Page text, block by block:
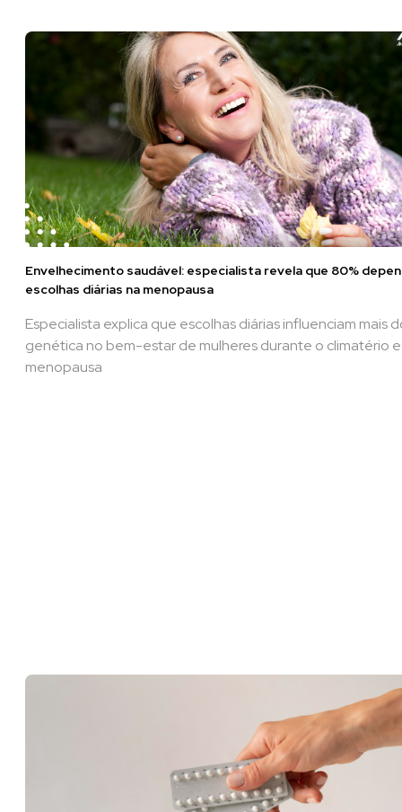
Envelhecimento saudável: especialista revela que 80%
escolhas diárias na menopausa
Especialista explica que escolhas diárias influenciam mais
genética no bem-estar de mulheres durante o climatério
menopausa